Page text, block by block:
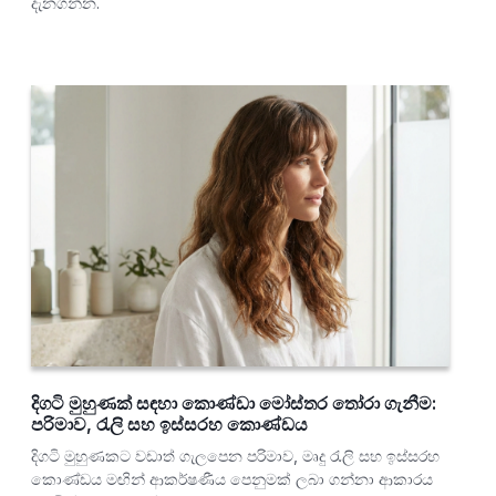
දිගටි මුහුණක් සඳහා කොණ්ඩා මෝස්තර තෝරා ගැනීම:
පරිමාව, රැලි සහ ඉස්සරහ කොණ්ඩය
දිගටි මුහුණකට වඩාත් ගැලපෙන පරිමාව, මෘදු රැලි සහ ඉස්සරහ
කොණ්ඩය මඟින් ආකර්ෂණීය පෙනුමක් ලබා ගන්නා ආකාරය